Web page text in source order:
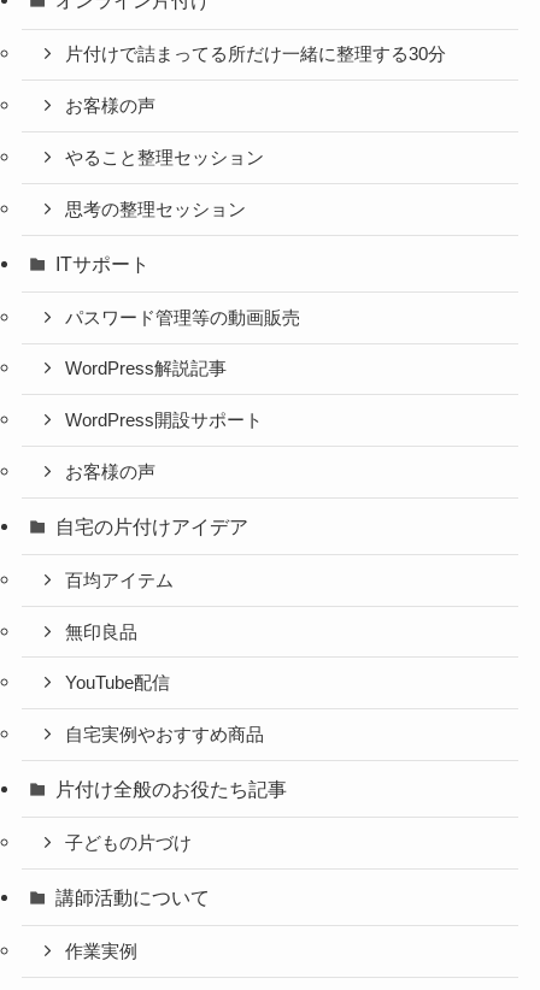
片付けで詰まってる所だけ一緒に整理する30分
お客様の声
やること整理セッション
思考の整理セッション
ITサポート
パスワード管理等の動画販売
WordPress解説記事
WordPress開設サポート
お客様の声
自宅の片付けアイデア
百均アイテム
無印良品
YouTube配信
自宅実例やおすすめ商品
片付け全般のお役たち記事
子どもの片づけ
講師活動について
作業実例